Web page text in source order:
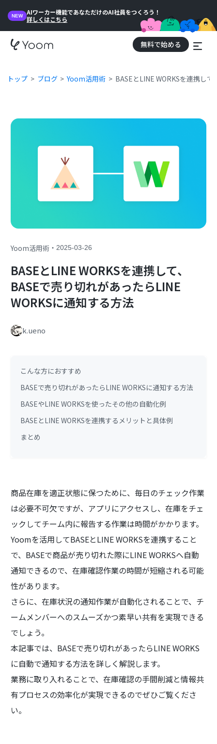
NEW
AIワーカー機能であなただけのAI社員をつくろう！
詳しくはこちら
無料で始める
トップ ブログ Yoom活用術 BASEとLINE WORKSを連携し
Yoom活用術 ・2025-03-26
BASEとLINE WORKSを連携して、
BASEで売り切れがあったらLINE
WORKSに通知する方法
k.ueno
こんな方におすすめ
BASEで売り切れがあったらLINE WORKSに通知する方法
BASEやLINE WORKSを使ったその他の自動化例
BASEとLINE WORKSを連携するメリットと具体例
まとめ
商品在庫を適正状態に保つために、毎日のチェック作業
は必要不可欠ですが、アプリにアクセスし、在庫をチェ
ックしてチーム内に報告する作業は時間がかかります。
Yoomを活用してBASEとLINE WORKSを連携すること
で、BASEで商品が売り切れた際にLINE WORKSへ自動
通知できるので、在庫確認作業の時間が短縮される可能
性があります。
さらに、在庫状況の通知作業が自動化されることで、チ
ームメンバーへのスムーズかつ素早い共有を実現できる
でしょう。
本記事では、BASEで売り切れがあったらLINE WORKS
に自動で通知する方法を詳しく解説します。
業務に取り入れることで、在庫確認の手間削減と情報共
有プロセスの効率化が実現できるのでぜひご覧くださ
い。